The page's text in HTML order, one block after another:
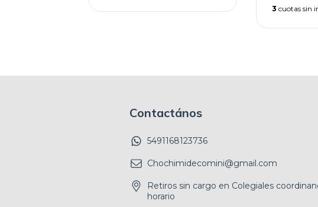
3 cuotas sin
Contactános
5491168123736
Chochimidecomini@gmail.com
Retiros sin cargo en Colegiales
horario